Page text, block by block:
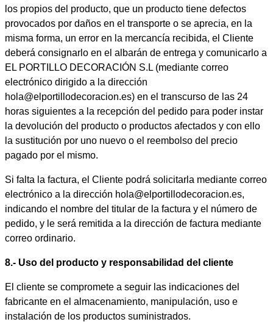
los propios del producto, que un producto tiene defectos
provocados por daños en el transporte o se aprecia, en la
misma forma, un error en la mercancía recibida, el Cliente
deberá consignarlo en el albarán de entrega y comunicarlo a
EL PORTILLO DECORACIÓN S.L (mediante correo
electrónico dirigido a la dirección
hola@elportillodecoracion.es) en el transcurso de las 24
horas siguientes a la recepción del pedido para poder instar
la devolución del producto o productos afectados y con ello
la sustitución por uno nuevo o el reembolso del precio
pagado por el mismo.
Si falta la factura, el Cliente podrá solicitarla mediante correo
electrónico a la dirección hola@elportillodecoracion.es,
indicando el nombre del titular de la factura y el número de
pedido, y le será remitida a la dirección de factura mediante
correo ordinario.
8.- Uso del producto y responsabilidad del cliente
El cliente se compromete a seguir las indicaciones del
fabricante en el almacenamiento, manipulación, uso e
instalación de los productos suministrados.